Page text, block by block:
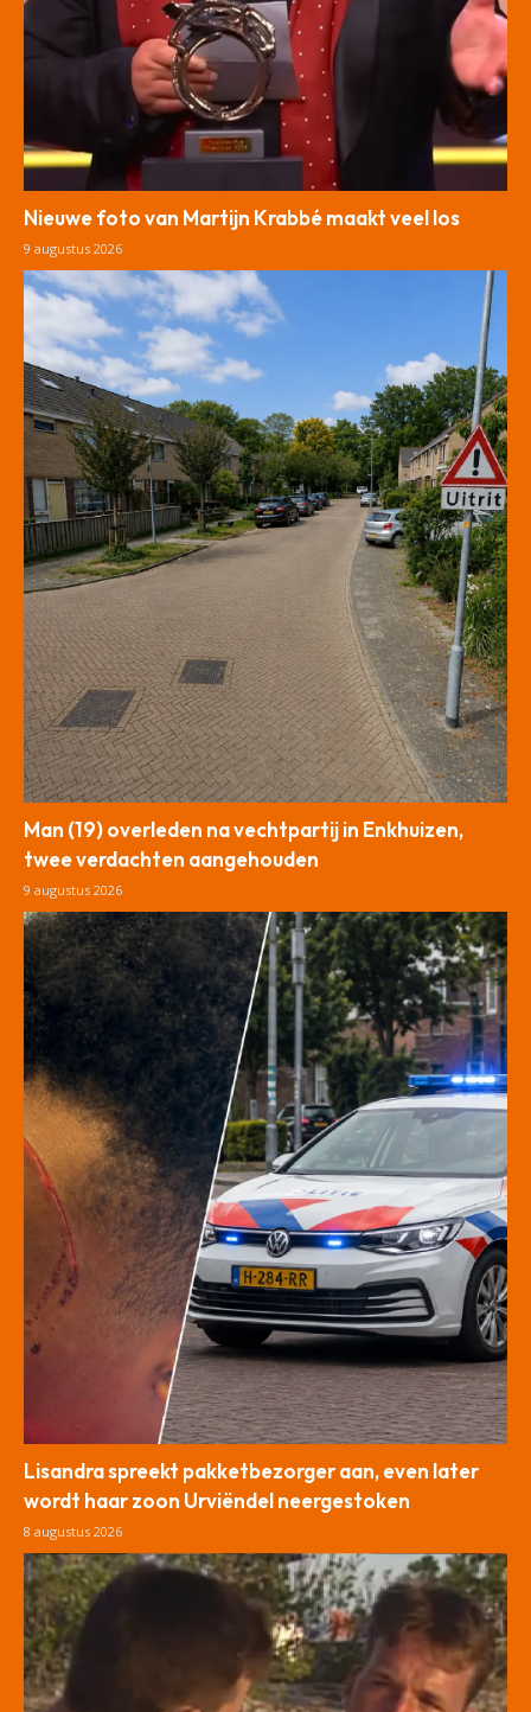
Nieuwe foto van Martijn Krabbé maakt veel los
9 augustus 2026
Man (19) overleden na vechtpartij in Enkhuizen,
twee verdachten aangehouden
9 augustus 2026
Lisandra spreekt pakketbezorger aan, even later
wordt haar zoon Urviëndel neergestoken
8 augustus 2026